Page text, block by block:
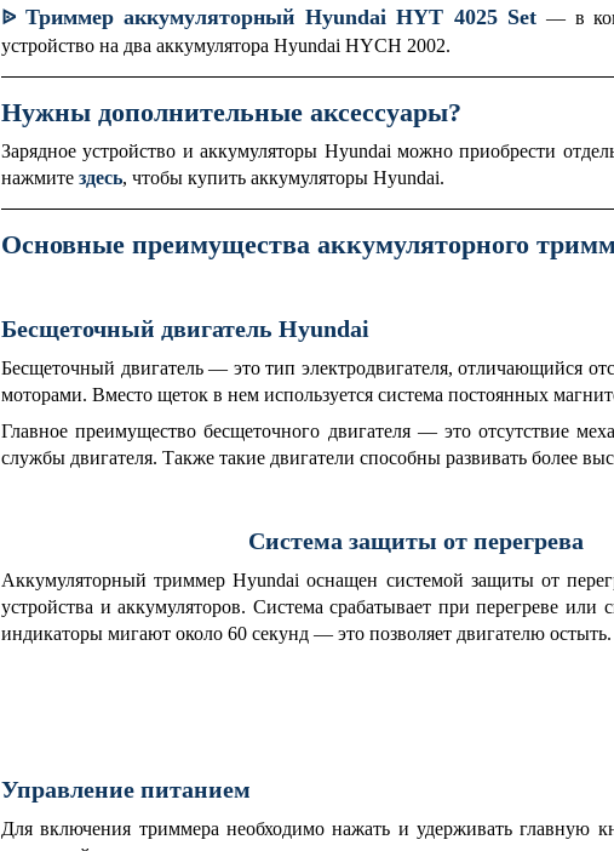
ᐉ Триммер аккумуляторный Hyundai HYT 4025 Set — в
устройство на два аккумулятора Hyundai HYCH 2002.
Нужны дополнительные аксессуары?
Зарядное устройство и аккумуляторы Hyundai можно приобрести
нажмите здесь, чтобы купить аккумуляторы Hyundai.
Основные преимущества аккумуляторного
Бесщеточный двигатель Hyundai
Бесщеточный двигатель — это тип электродвигателя, отличающийся
моторами. Вместо щеток в нем используется система постоянных
Главное преимущество бесщеточного двигателя — это отсутствие
службы двигателя. Также такие двигатели способны развивать более
Система защиты от перегрева
Аккумуляторный триммер Hyundai оснащен системой защиты от
устройства и аккумуляторов. Система срабатывает при перегреве или
индикаторы мигают около 60 секунд — это позволяет двигателю остыть.
Управление питанием
Для включения триммера необходимо нажать и удерживать